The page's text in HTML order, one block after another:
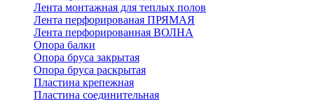
Лента монтажная для теплых полов
Лента перфорированая ПРЯМАЯ
Лента перфорированная ВОЛНА
Опора балки
Опора бруса закрытая
Опора бруса раскрытая
Пластина крепежная
Пластина соединительная